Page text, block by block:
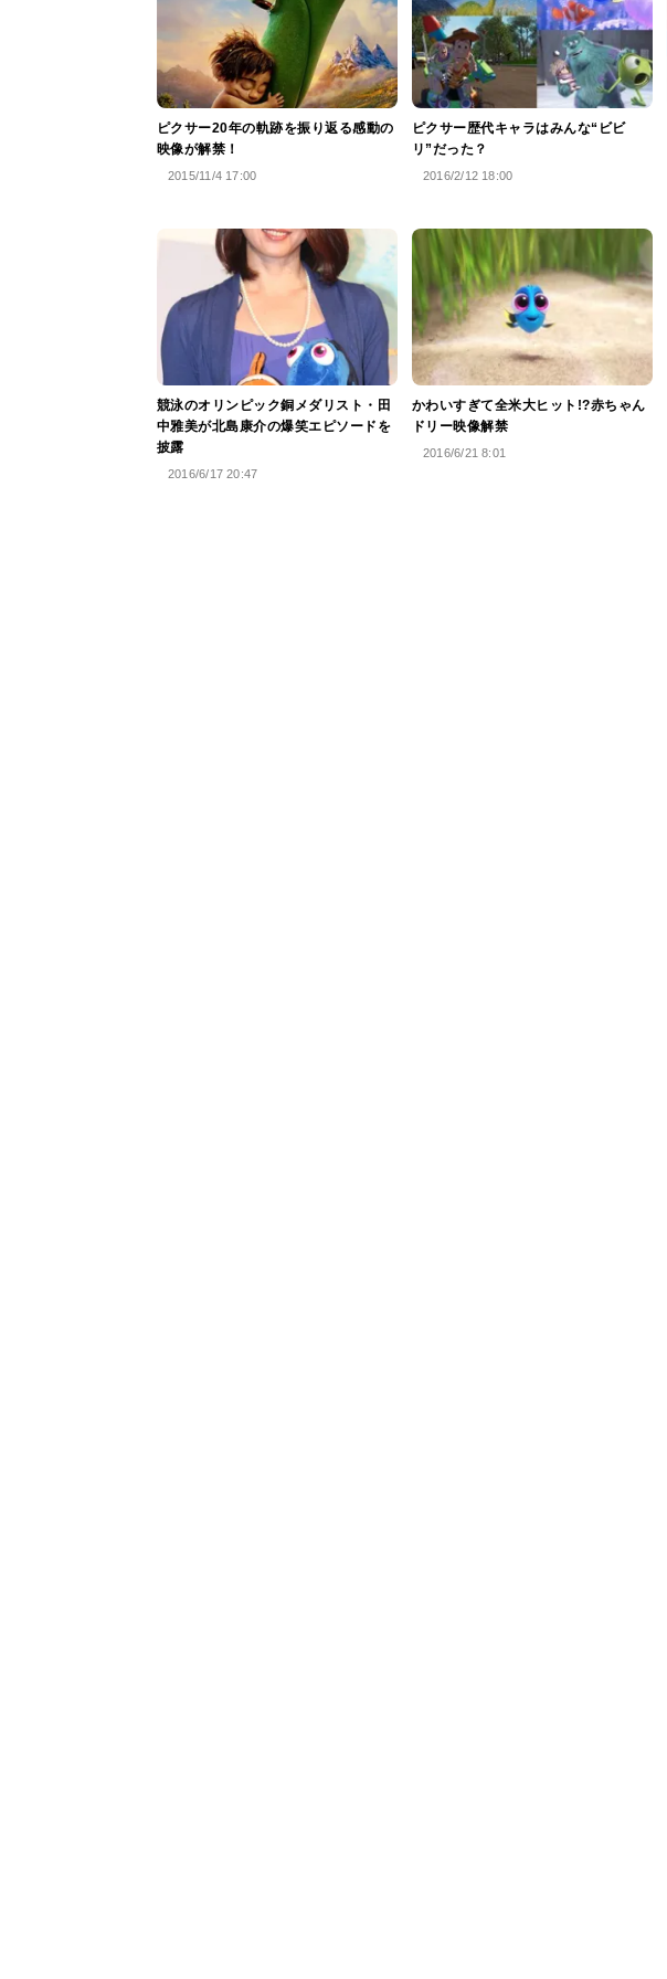
ピクサー20年の軌跡を振り返る感動の
映像が解禁！
2015/11/4 17:00
ピクサー歴代キャラはみんな“ビビ
リ”だった？
2016/2/12 18:00
競泳のオリンピック銅メダリスト・田
中雅美が北島康介の爆笑エピソードを
披露
2016/6/17 20:47
かわいすぎて全米大ヒット!?赤ちゃん
ドリー映像解禁
2016/6/21 8:01